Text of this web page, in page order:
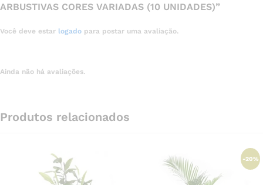
ARBUSTIVAS CORES VARIADAS (10 UNIDADES)”
Você deve estar logado para postar uma avaliação.
Ainda não há avaliações.
Produtos relacionados
-20%